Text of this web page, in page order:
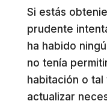
Si estás
prudente
ha habido
no tenía
habitación o
actualizar